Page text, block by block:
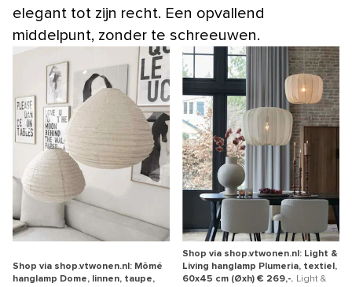
elegant tot zijn recht. Een opvallend
middelpunt, zonder te schreeuwen.
Shop via shop.vtwonen.nl: Mômé
hanglamp Dome, linnen, taupe,
Shop via shop.vtwonen.nl: Light &
Living hanglamp Plumeria, textiel,
60x45 cm (Øxh) € 269,-. Light &